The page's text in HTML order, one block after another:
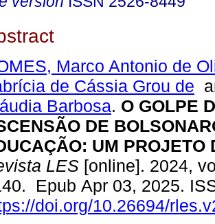
Marco Antonio de
de Cássia Grou de
Barbosa. O GOLPE
DE
UM PROJETO
LES [online]. 2024,
Epub Apr 03, 2025.
doi.org/10.26694/